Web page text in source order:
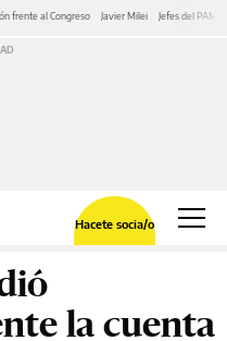
frente al Congreso Javier Milei Jefes del PAMI
Hacete socia/o
la cuenta